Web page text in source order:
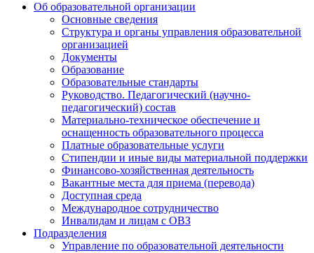
Об образовательной организации
Основные сведения
Структура и органы управления образовательной
организацией
Документы
Образование
Образовательные стандарты
Руководство. Педагогический (научно-
педагогический) состав
Материально-техническое обеспечение и
оснащенность образовательного процесса
Платные образовательные услуги
Стипендии и иные виды материальной поддержки
Финансово-хозяйственная деятельность
Вакантные места для приема (перевода)
Доступная среда
Международное сотрудничество
Инвалидам и лицам с ОВЗ
Подразделения
Управление по образовательной деятельности